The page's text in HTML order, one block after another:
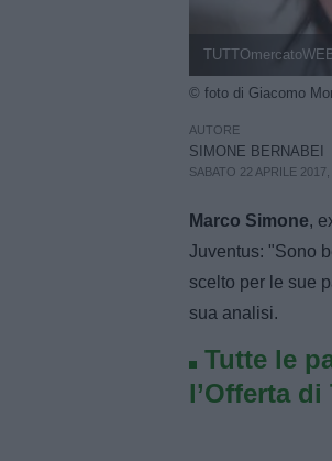
© foto di Giacomo
AUTORE
SIMONE BERNABEI
SABATO 22 APRILE 2017,
Marco Simone,
Juventus: "Sono
scelto per le sue
sua analisi.
Tutte le
l’Offerta di